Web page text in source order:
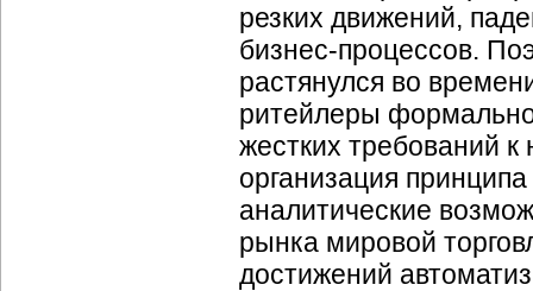
резких движений,
бизнес-процессов.
растянулся во
ритейлеры формально
жестких требований
организация
аналитические
рынка мировой
достижений